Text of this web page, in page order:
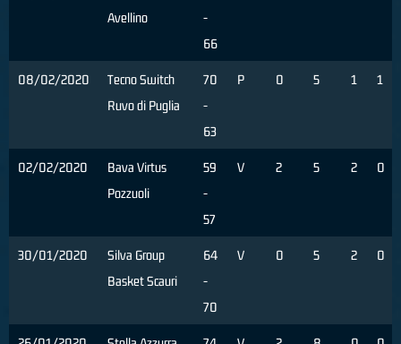
Avellino
-
66
08/02/2020
Tecno Switch
Ruvo di Puglia
70
-
63
P 0 5 1 1
02/02/2020
Bava Virtus
Pozzuoli
59
-
57
V 2 5 2 0
30/01/2020
Silva Group
Basket Scauri
64
-
70
V 0 5 2 0